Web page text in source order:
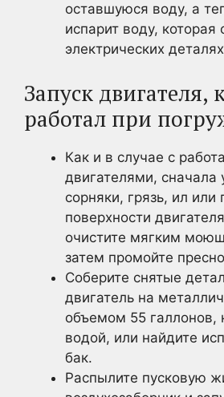
оставшуюся воду, а
испарит воду, которая
электрических
Запуск двигателя,
работал при
Как и в случае с
двигателями, сначала
сорняки, грязь, ил или
поверхности
очистите мягким
затем промойте
Соберите снятые
двигатель на
объемом 55 галлонов,
водой, или найдите
бак.
Распылите пусковую